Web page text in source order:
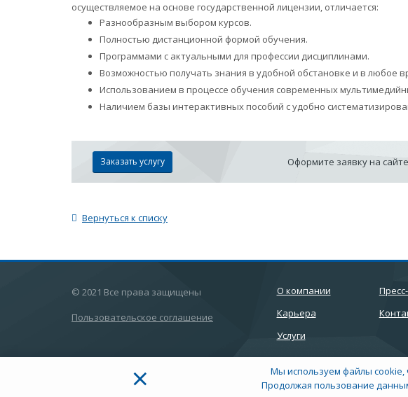
осуществляемое на основе государственной лицензии, отличается:
Разнообразным выбором курсов.
Полностью дистанционной формой обучения.
Программами с актуальными для профессии дисциплинами.
Возможностью получать знания в удобной обстановке и в любое
Использованием в процессе обучения современных
Наличием базы интерактивных пособий с удобно
Заказать услугу Оформите заявку на
Вернуться к списку
© 2021 Все права защищены
Пользовательское соглашение
О компании
Карьера
Услуги
×
Мы используем файлы cookie,
Продолжая пользование